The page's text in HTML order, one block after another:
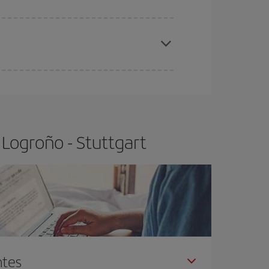
Stuttgart-dest
- Stuttgart